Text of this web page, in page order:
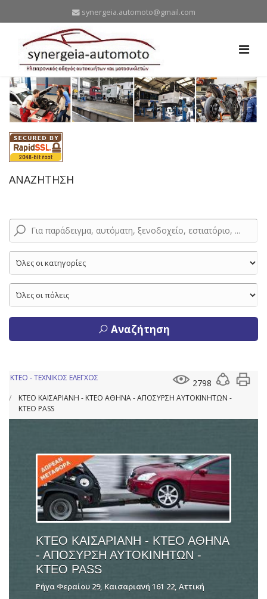
synergeia.automoto@gmail.com
ΑΝΑΖΗΤΗΣΗ
Αναζήτηση
2798
ΚΤΕΟ - ΤΕΧΝΙΚΟΣ ΕΛΕΓΧΟΣ
ΚΤΕΟ ΚΑΙΣΑΡΙΑΝΗ - ΚΤΕΟ ΑΘΗΝΑ - ΑΠΟΣΥΡΣΗ ΑΥΤΟΚΙΝΗΤΩΝ -
ΚΤΕΟ PASS
ΚΤΕΟ ΚΑΙΣΑΡΙΑΝΗ - ΚΤΕΟ ΑΘΗΝΑ
- ΑΠΟΣΥΡΣΗ ΑΥΤΟΚΙΝΗΤΩΝ -
ΚΤΕΟ PASS
Ρήγα Φεραίου 29, Καισαριανή 161 22, Αττική